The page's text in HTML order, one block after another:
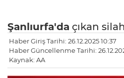
Şanlıurfa'da çıkan
Haber Giriş Tarihi: 26.12.2025 10:37
Haber Güncellenme Tarihi:
Kaynak: AA